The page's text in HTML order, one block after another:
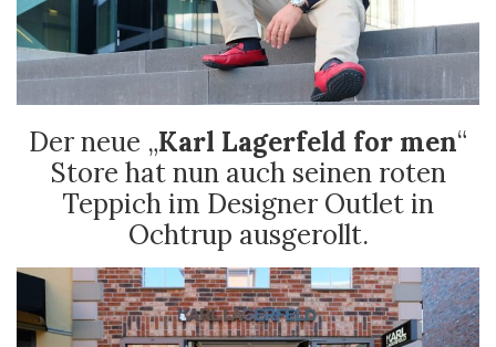
Der neue „Karl Lagerfeld for men“
Store hat nun auch seinen roten
Teppich im Designer Outlet in
Ochtrup ausgerollt.